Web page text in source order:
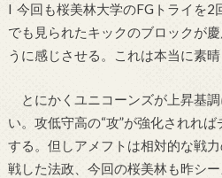
l 今回も桜美林大学のFGトライを2
でも見られたキックのブロックが
うに感じさせる。これは本当に素晴
とにかくユニコーンズが上昇基
い。攻低守高の“攻”が強化されれ
する。但しアメフトは相対的な戦
戦した法政、今回の桜美林も昨シ